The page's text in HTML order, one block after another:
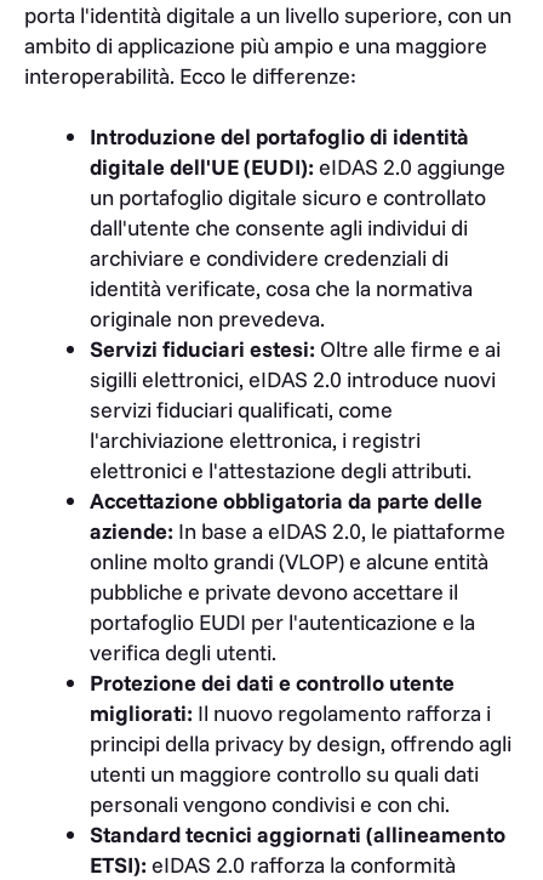
porta l'identità digitale a un livello superiore, con un
ambito di applicazione più ampio e una maggiore
interoperabilità. Ecco le differenze:
Introduzione del portafoglio di identità
digitale dell'UE (EUDI): eIDAS 2.0 aggiunge
un portafoglio digitale sicuro e controllato
dall'utente che consente agli individui di
archiviare e condividere credenziali di
identità verificate, cosa che la normativa
originale non prevedeva.
Servizi fiduciari estesi: Oltre alle firme e ai
sigilli elettronici, eIDAS 2.0 introduce nuovi
servizi fiduciari qualificati, come
l'archiviazione elettronica, i registri
elettronici e l'attestazione degli attributi.
Accettazione obbligatoria da parte delle
aziende: In base a eIDAS 2.0, le piattaforme
online molto grandi (VLOP) e alcune entità
pubbliche e private devono accettare il
portafoglio EUDI per l'autenticazione e la
verifica degli utenti.
Protezione dei dati e controllo utente
migliorati: Il nuovo regolamento rafforza i
principi della privacy by design, offrendo agli
utenti un maggiore controllo su quali dati
personali vengono condivisi e con chi.
Standard tecnici aggiornati (allineamento
ETSI): eIDAS 2.0 rafforza la conformità